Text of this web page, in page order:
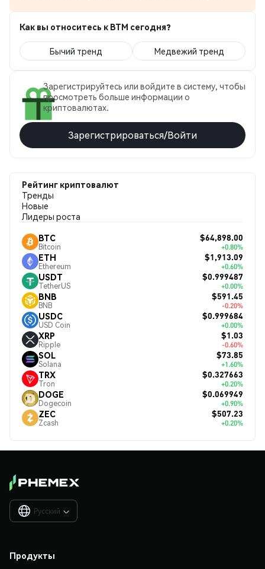
Как вы относитесь к BTM сегодня?
Бычий тренд Медвежий тренд
Зарегистрируйтесь или войдите в систему, чтобы
просмотреть больше информации о
криптовалютах.
Зарегистрироваться/Войти
Рейтинг криптовалют
Тренды
Новые
Лидеры роста
BTC
Bitcoin
$64,898.00
+0.80%
ETH
Ethereum
$1,913.09
+0.60%
USDT
TetherUS
$0.999487
+0.00%
BNB
BNB
$591.45
-0.20%
USDC
USD Coin
$0.999684
+0.00%
XRP
Ripple
$1.03
-0.60%
SOL
Solana
$73.85
+1.60%
TRX
Tron
$0.327663
+0.20%
DOGE
Dogecoin
$0.069949
+0.90%
ZEC
Zcash
$507.23
+0.20%
Русский 
Продукты